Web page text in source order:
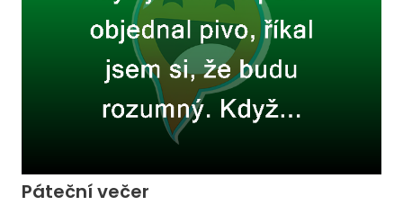
Páteční večer